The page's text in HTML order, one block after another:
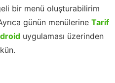
bir menü oluşturabilirim
günün menülerine Tarif
uygulaması üzerinden